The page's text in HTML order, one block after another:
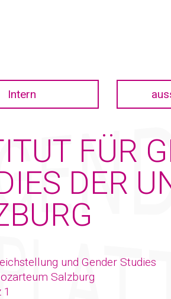
Intern
FÜR
DER
und Gender Studies
Salzburg